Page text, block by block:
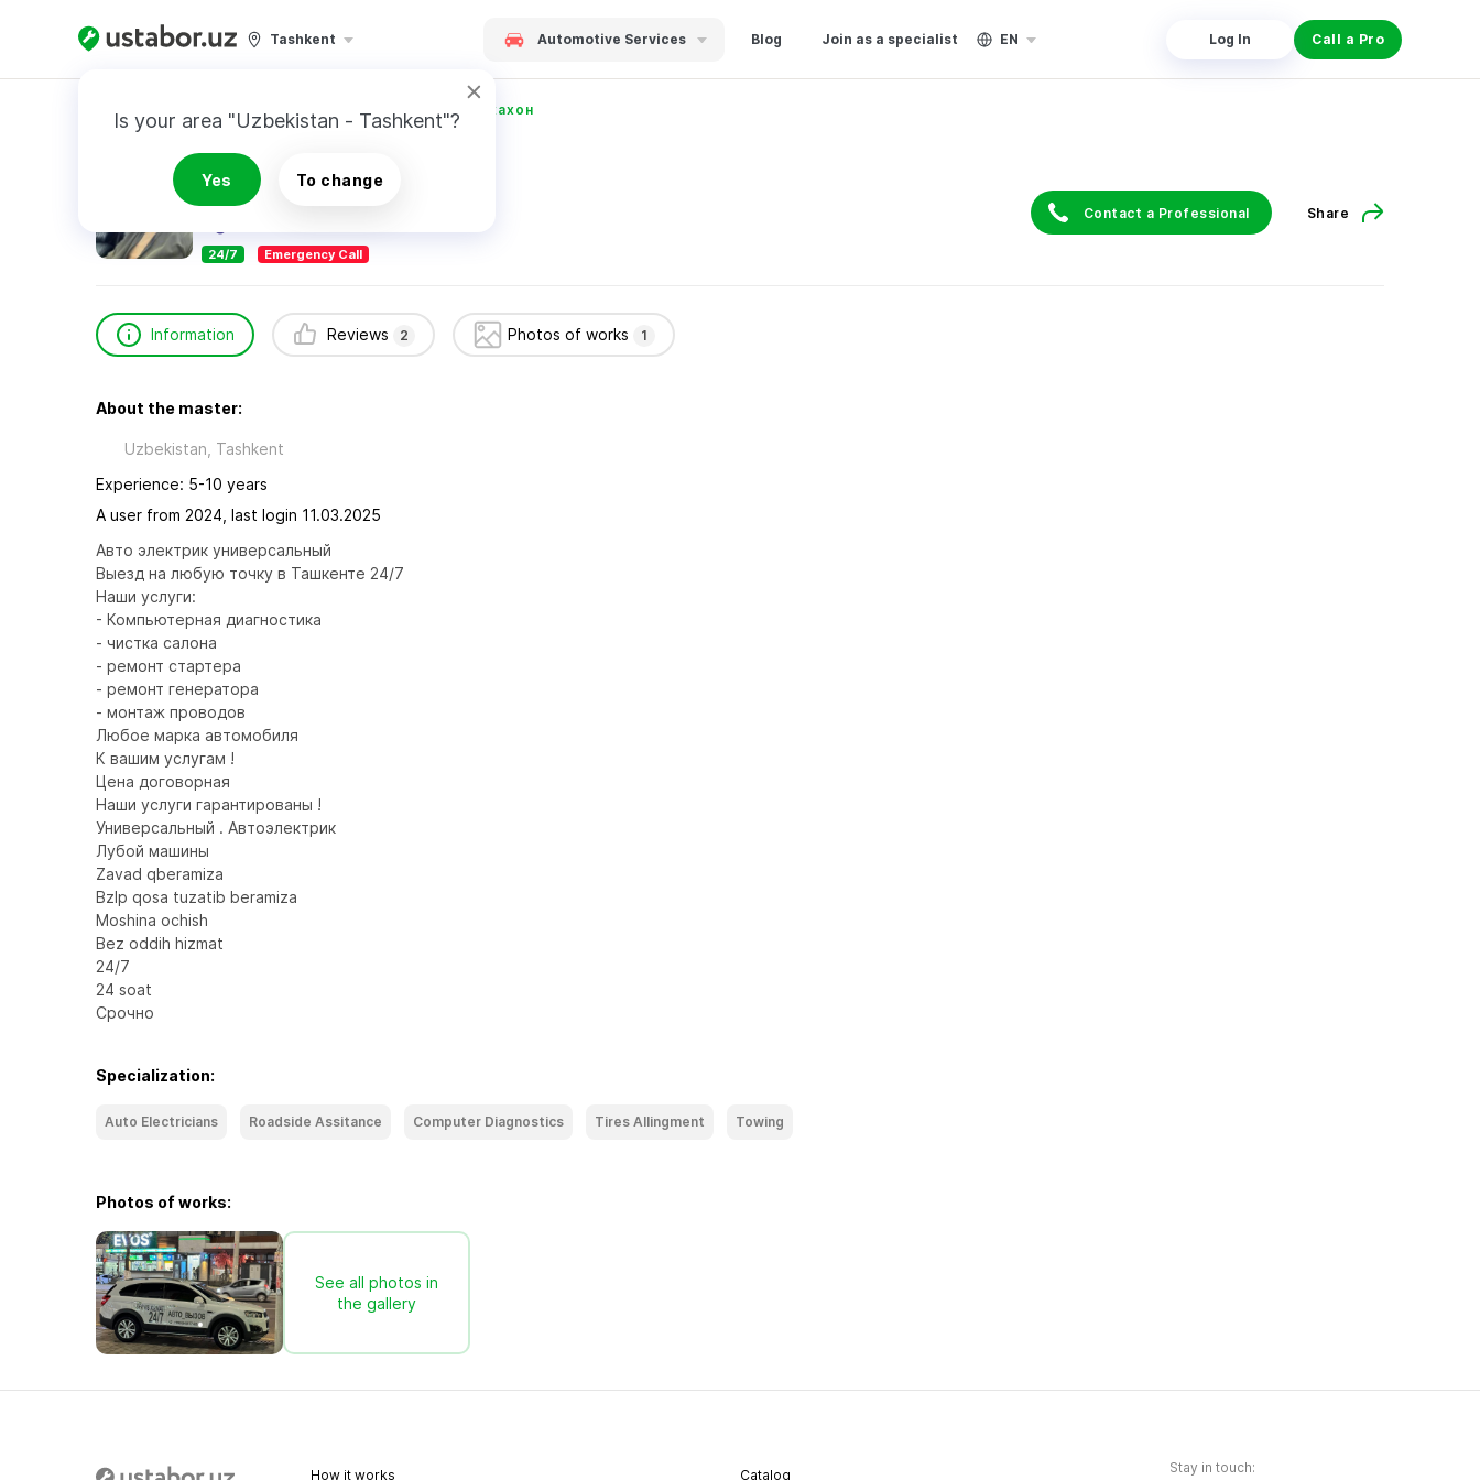
Tashkent Automotive Services Blog Join as a specialist EN Log In Call a Pro
Is your area "Uzbekistan - Tashkent"?
Yes To change
Home Automotive Services Султонов Миржахон
Султонов Миржахон
24/7 Emergency Call
Contact a Professional Share
Information Reviews 2 Photos of works 1
About the master:
Uzbekistan, Tashkent
Experience: 5-10 years
A user from 2024, last login 11.03.2025
Авто электрик универсальный
Выезд на любую точку в Ташкенте 24/7
Наши услуги:
- Компьютерная диагностика
- чистка салона
- ремонт стартера
- ремонт генератора
- монтаж проводов
Любое марка автомобиля
К вашим услугам !
Цена договорная
Наши услуги гарантированы !
Универсальный . Автоэлектрик
Лубой машины
Zavad qberamiza
Bzlp qosa tuzatib beramiza
Moshina ochish
Bez oddih hizmat
24/7
24 soat
Срочно
Specialization:
Auto Electricians Roadside Assitance Computer Diagnostics Tires Allingment Towing
Photos of works:
See all photos in
the gallery
How it works Catalog Stay in touch: